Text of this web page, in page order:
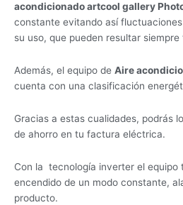
acondicionado artcool gallery
constante evitando así
su uso, que pueden resultar siempre
Además, el equipo de Aire
cuenta con una clasificación
Gracias a estas cualidades, podrás
de ahorro en tu factura eléctrica.
Con la tecnología inverter el equipo
encendido de un modo constante,
producto.